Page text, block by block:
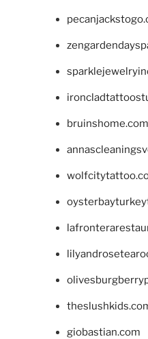
bruinshome.com
giobastian.com